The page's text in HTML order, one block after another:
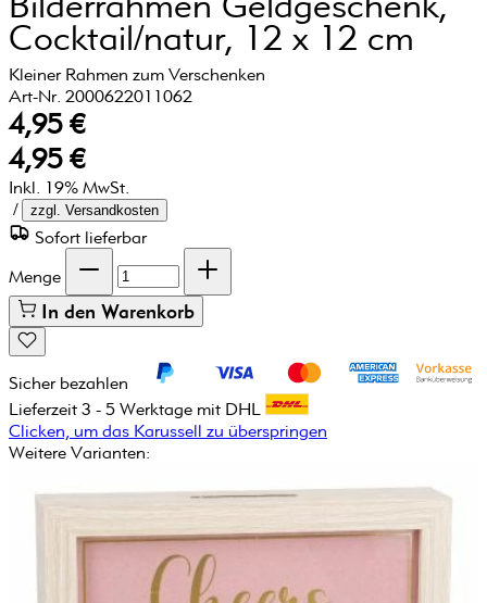
Cocktail/natur, 12 x 12 cm
Kleiner Rahmen zum Verschenken
Art-Nr. 2000622011062
4,95 €
4,95 €
Inkl. 19% MwSt.
/
zzgl. Versandkosten
Sofort lieferbar
Menge
In den Warenkorb
Sicher bezahlen
Lieferzeit 3 - 5 Werktage mit DHL
Clicken, um das Karussell zu überspringen
Weitere Varianten: